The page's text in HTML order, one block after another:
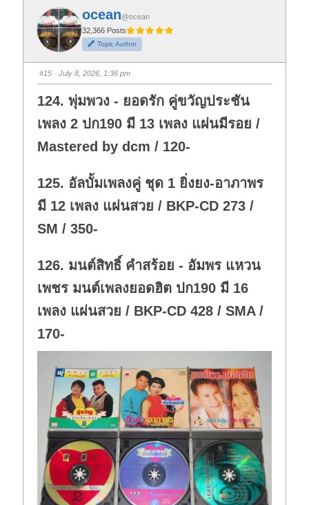
f
o
r
t
h
u
m
b
d
o
n
.
o
t
h
u
m
b
u
p
ocean@ocean
32,366 Posts
Topic Author
#15 · July 8, 2026, 1:36 pm
124. พุ่มพวง - ยอดรัก คู่ขวัญประชัน
เพลง 2 ปก190 มี 13 เพลง แผ่นมีรอย /
Mastered by dcm / 120-
125. อัลบั้มเพลงคู่ ชุด 1 ยิ่งยง-อาภาพร
มี 12 เพลง แผ่นสวย / BKP-CD 273 /
SM / 350-
126. มนต์สิทธิ์ คำสร้อย - อัมพร แหวน
เพชร มนต์เพลงยอดฮิต ปก190 มี 16
เพลง แผ่นสวย / BKP-CD 428 / SMA /
170-